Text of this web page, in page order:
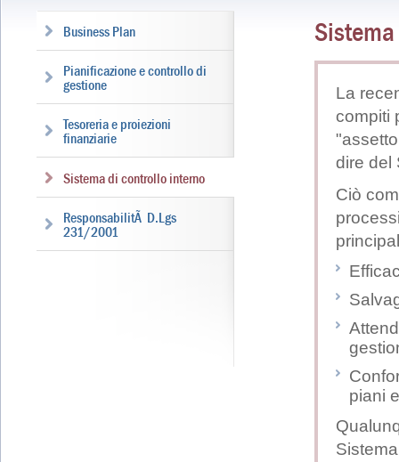
Business Plan
Pianificazione e controllo di
gestione
Tesoreria e proiezioni
finanziarie
Sistema di controllo interno
ResponsabilitÃ D.Lgs
231/2001
La
compiti
dire del
Ciò
piani